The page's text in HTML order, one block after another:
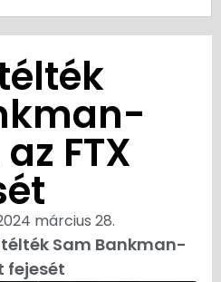
FTX
március 28.
Sam Bankman-
fejesét